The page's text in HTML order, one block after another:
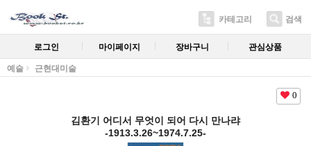
카테고리 검색
로그인 마이페이지 장바구니 관심상품
예술 근현대미술
0
김환기 어디서 무엇이 되어 다시 만나랴
-1913.3.26~1974.7.25-